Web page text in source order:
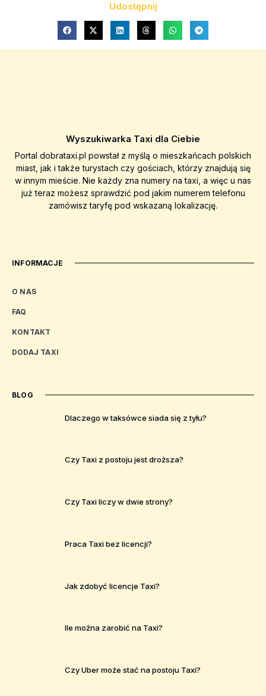
Udostępnij
Wyszukiwarka Taxi dla Ciebie
Portal dobrataxi.pl powstał z myślą o mieszkańcach polskich
miast, jak i także turystach czy gościach, którzy znajdują się
w innym mieście. Nie każdy zna numery na taxi, a więc u nas
już teraz możesz sprawdzić pod jakim numerem telefonu
zamówisz taryfę pod wskazaną lokalizację.
INFORMACJE
O NAS
FAQ
KONTAKT
DODAJ TAXI
BLOG
Dlaczego w taksówce siada się z tyłu?
Czy Taxi z postoju jest droższa?
Czy Taxi liczy w dwie strony?
Praca Taxi bez licencji?
Jak zdobyć licencje Taxi?
Ile można zarobić na Taxi?
Czy Uber może stać na postoju Taxi?